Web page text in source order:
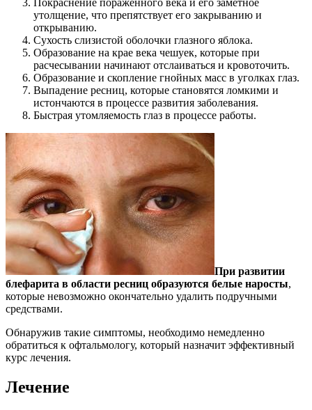
Покраснение пораженного века и его заметное
утолщение, что препятствует его закрыванию и
открыванию.
Сухость слизистой оболочки глазного яблока.
Образование на крае века чешуек, которые при
расчесывании начинают отслаиваться и кровоточить.
Образование и скопление гнойных масс в уголках глаз.
Выпадение ресниц, которые становятся ломкими и
истончаются в процессе развития заболевания.
Быстрая утомляемость глаз в процессе работы.
При развитии
блефарита в области ресниц образуются белые наросты,
которые невозможно окончательно удалить подручными
средствами.
Обнаружив такие симптомы, необходимо немедленно
обратиться к офтальмологу, который назначит эффективный
курс лечения.
Лечение